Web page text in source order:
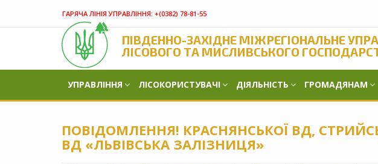
ГАРЯЧА ЛІНІЯ УПРАВЛІННЯ: +(‎0382) 78-81-55
ПІВДЕННО-ЗАХІДНЕ МІЖРЕГІОНАЛЬНЕ
ЛІСОВОГО ТА МИСЛИВСЬКОГО
УПРАВЛІННЯ ЛІСОКОРИСТУВАЧІ ДІЯЛЬНІСТЬ ГРОМАДЯНАМ
ПОВІДОМЛЕННЯ! КРАСНЯНСЬКОЇ ВД,
ВД «ЛЬВІВСЬКА ЗАЛІЗНИЦЯ»